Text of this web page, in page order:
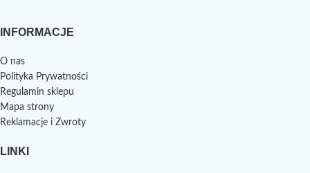
INFORMACJE
O nas
Polityka Prywatności
Regulamin sklepu
Mapa strony
Reklamacje i Zwroty
LINKI